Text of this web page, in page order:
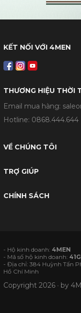
KẾT NỐI VỚI 4MEN
THƯƠNG HIỆU THỜI
Email mua hàng:
Hotline: 0868.444.644
VỀ CHÚNG TÔI
TRỢ GIÚP
CHÍNH SÁCH
- Hộ kinh doanh:4MEN
- Mã số hộ kinh doanh:
- Địa chỉ: 384 Huỳnh Tấn
Hồ Chí Minh
Copyright 2026 · by